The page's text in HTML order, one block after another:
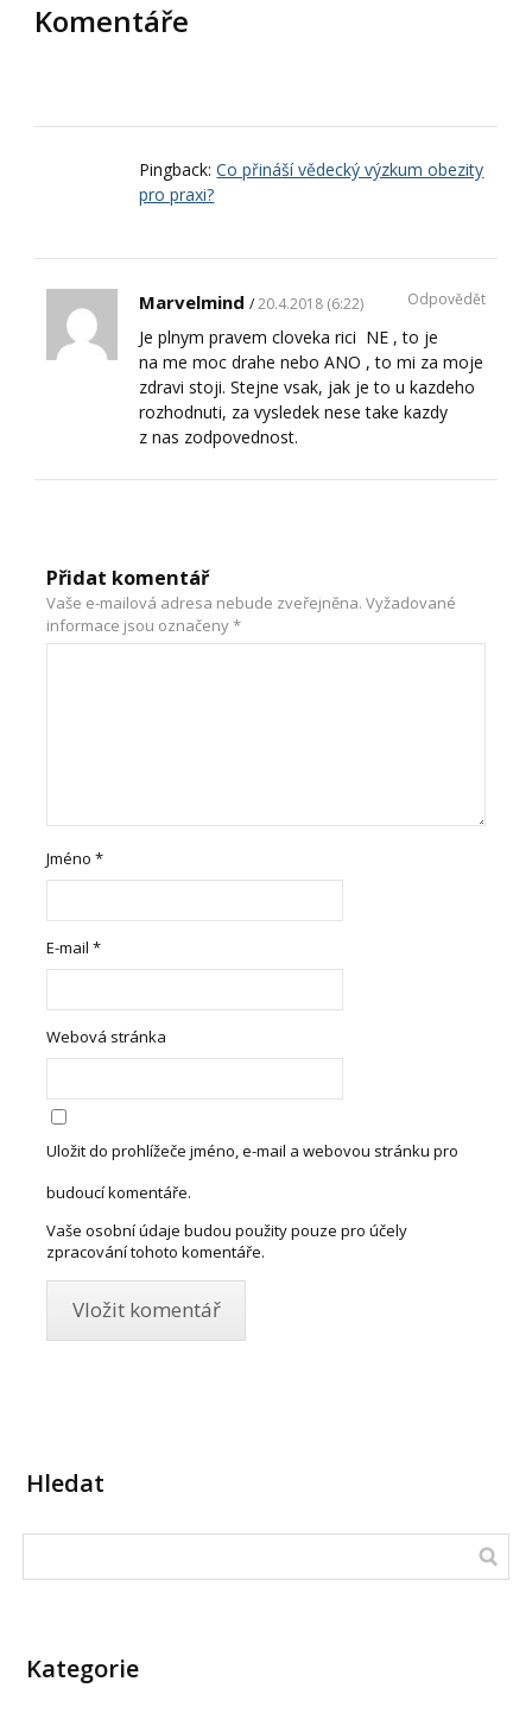
Komentáře
Pingback:Co přináší vědecký výzkum obezity
pro praxi?
Marvelmind 20.4.2018 (6:22)
Je plnym pravem cloveka rici NE , to je
na me moc drahe nebo ANO , to mi za moje
zdravi stoji. Stejne vsak, jak je to u kazdeho
rozhodnuti, za vysledek nese take kazdy
z nas zodpovednost.
Odpovědět
Přidat komentář
Vaše e-mailová adresa nebude zveřejněna. Vyžadované
informace jsou označeny*
Jméno*
E-mail*
Webová stránka
Uložit do prohlížeče jméno, e-mail a webovou stránku pro
budoucí komentáře.
Vaše osobní údaje budou použity pouze pro účely
zpracování tohoto komentáře.
Hledat
Kategorie